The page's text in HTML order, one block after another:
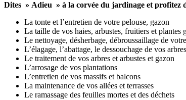
Dites » Adieu » à la corvée du jardinage et profitez
La tonte et l’entretien de votre pelouse, gazon
La taille de vos haies, arbustes, fruitiers et plantes
Le nettoyage, désherbage, débroussaillage de
L’élagage, l’abattage, le dessouchage de vos arbres
Le traitement de vos arbres et arbustes et gazon
L’arrosage de vos plantations
L’entretien de vos massifs et balcons
La maintenance de vos allées et terrasses
Le ramassage des feuilles mortes et des déchets